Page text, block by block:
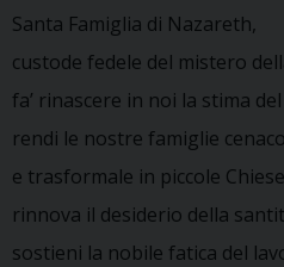
Santa Famiglia di Nazareth,
custode fedele del mistero
fa’ rinascere in noi la stima
rendi le nostre famiglie
e trasformale in piccole
rinnova il desiderio della
sostieni la nobile fatica del